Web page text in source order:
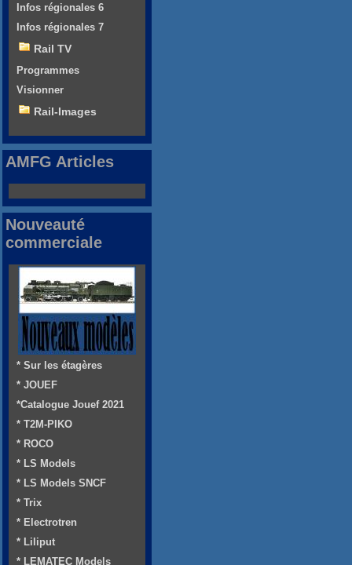
Infos régionales 6
Infos régionales 7
Rail TV
Programmes
Visionner
Rail-Images
AMFG Articles
Nouveauté
commerciale
* Sur les étagères
* JOUEF
*Catalogue Jouef 2021
* T2M-PIKO
* ROCO
* LS Models
* LS Models SNCF
* Trix
* Electrotren
* Liliput
* LEMATEC Models